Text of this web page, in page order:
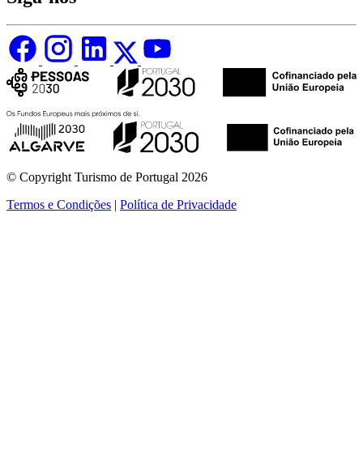
© Copyright Turismo de Portugal 2026
Termos e Condições | Política de Privacidade